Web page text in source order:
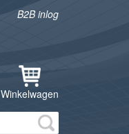
B2B inlog
Winkelwagen